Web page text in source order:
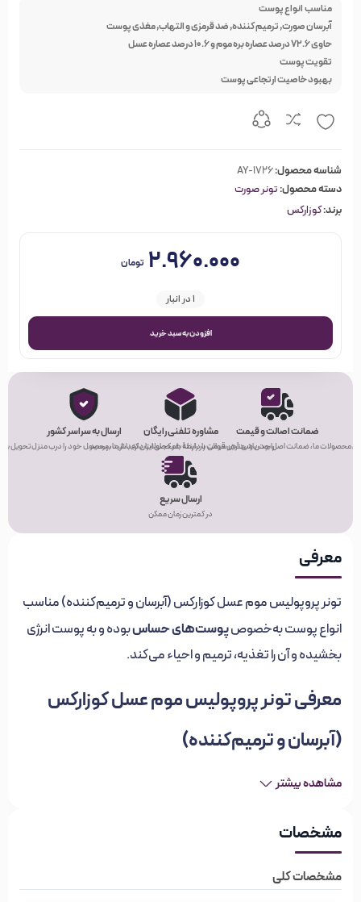
مناسبانواع پوست
آبرسان صورت, ترمیم کننده, ضد قرمزی و التهاب, مغذی پوست
حاوی۷۲.۶درصد عصاره بره موم و۱۰.۶درصد عصاره عسل
تقویت پوست
بهبود خاصیت ارتجاعی پوست
شناسه محصول:AY-1726
دسته محصول:تونر صورت
برند:کوزارکس
۲.۹۶۰.۰۰۰ تومان
1 در انبار
افزودن به سبد خرید
ضمانت اصالت و قیمت
محصولات ما، ضمانت اصل بودن و بهترین قیمت را دارند!
مشاوره تلفنی رایگان
راحت باشید! هر سوالی در رابطه با محصولات دارید، از ما بپرسید.
ارسال به سراسر کشور
هر کجای ایران که باشید، محصول خود را درب منزل تحویل
ارسال سریع
در کمترین زمان ممکن
معرفی
تونر پروپولیس موم عسل کوزارکس (آبرسان و ترمیم‌کننده) مناسب
انواع پوست به‌خصوصپوست‌های حساسبوده و به پوست انرژی
بخشیده و آن را تغذیه، ترمیم و احیاء می‌کند.
معرفی تونر پروپولیس موم عسل کوزارکس
(آبرسان و ترمیم‌کننده)
تونر موم کوزارکس محصولی پرفروش در جهت جوان‌سازی و سلامت
آنتی‌اکسیدان و آنتی باکتریال است. این تونر تاییدشده توسط
مشاهده بیشتر
مشخصات
مشخصات کلی